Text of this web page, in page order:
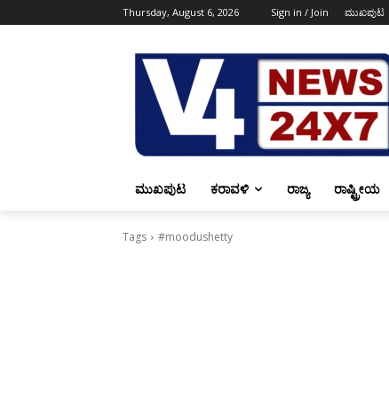
Thursday, August 6, 2026 Sign in / Join ಮುಖಪುಟ
ಮುಖಪುಟ ಕರಾವಳಿ ರಾಜ್ಯ ರಾಷ್ಟ್ರೀಯ
Tags #moodushetty